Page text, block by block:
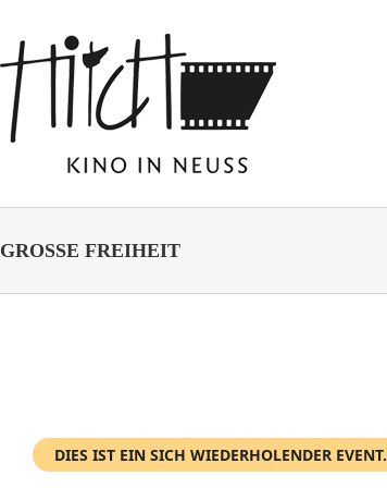
GROSSE FREIHEIT
DIES IST EIN SICH WIEDERHOLENDER EVENT.